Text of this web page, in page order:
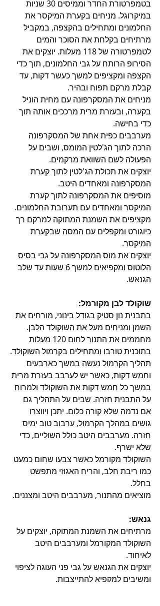
בטמפרטורת החדר וממיסים 30 שניות
במיקרוגל. מניחים בקערת המיקסר את
החלמונים ומתחילים בהקצפה, במקביל
מרתיחים בקלחת את הסוכר והמים
לטמפרטורה של 118 מעלות. יוצקים את
הסירופ הרותח על גבי החלמונים, תוך כדי
הקצפה ומקציפים למשך כעשר דקות, עד
קבלת מרקם תפוח ובהיר.
מניחים את המסקרפונה עם מחית הוניל
בקערה, ובעזרת מרית מרככים אותה תוך
כדי בחישה.
מערבבים כפית אחת של המסקרפונה
הרכה לתוך הג'לטין המומס, ושבים על
הפעולה לשם השוואת מרקמים.
יוצקים את תכולת הג'לטין לתוך קערת
המסקרפונה ומאחדים היטב.
מוסיפים את המסקרפונה לתוך קערת
המיקסר ומאחדים עם תערובת החלמונים.
מקציפים את השמנת המתוקה למרקם רך
כיוגורט ומקפלים עם המסה שבקערת
המיקסר.
יוצקים את מוס המסקרפונה על גבי בסיס
הלוטוס ומקפיאים למשך 6 שעות עד שלב
הגנאש.
שוקולד לבן מקורמל:
בתבנית נון סטיק בגודל בינוני, מורחים את
השמן ומניחים מעל את השוקולד הלבן.
מחממים את התנור לחום 120 מעלות
בתוכנית טורבו ומתחילים בקרמול השוקולד.
תהליך הקרמול נעשה במשך כארבעים
וחמש דקות, כאשר יש לערבב בעזרת מרית
במשך כל חמש דקות את השוקולד ולמרוח
על התבנית חזרה. שבים על התהליך גם
אם נדמה שלא קורה כלום. יתכן ויווצרו
גושים במהלך הקרמול, ערבוב טוב ימיס
חזרה. מערבבים היטב כולל השוליים, כדי
שלא ישרף.
השוקולד מקורמל כאשר צבעו שחום כמעט
כמו ריבת חלב, והריח האגוזי מתפשט
בחלל.
מוציאים מהתנור, מערבבים היטב ומצננים.
גנאש:
מרתיחים את השמנת המתוקה, יוצקים על
השוקולד המקורמל ומערבבים היטב
לאיחוד.
יוצקים את הגנאש על גבי פני העוגה לציפוי
ומשיבים למקפיא להתייצבות.